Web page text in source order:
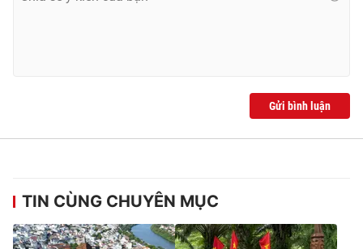
Gửi bình luận
TIN CÙNG CHUYÊN MỤC